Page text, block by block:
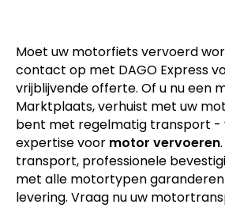
Moet uw motorfiets vervoerd
contact op met DAGO Express
vrijblijvende offerte. Of u nu een
Marktplaats, verhuist met uw
bent met regelmatig transport -
expertise voor motor vervoeren
transport, professionele
met alle motortypen garanderen
levering. Vraag nu uw